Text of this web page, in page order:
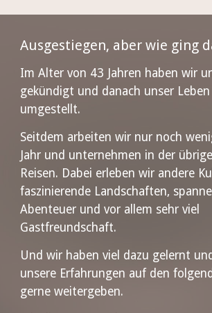
Ausgestiegen, aber wie ging
Im Alter von 43 Jahren haben wir
gekündigt und danach unser
umgestellt.
Seitdem arbeiten wir nur noch
Jahr und unternehmen in der
Reisen. Dabei erleben wir andere
faszinierende Landschaften,
Abenteuer und vor allem sehr viel
Gastfreundschaft.
Und wir haben viel dazu gelernt
unsere Erfahrungen auf den
gerne weitergeben.